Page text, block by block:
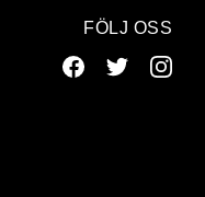
FÖLJ OSS